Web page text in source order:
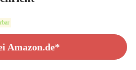
Amazon.de*